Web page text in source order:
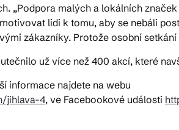
„Podpora malých a lokálních
lidi k tomu, aby se nebáli
zákazníky. Protože osobní setkání
už více než 400 akcí, které
informace najdete na webu
jihlava-4, ve Facebookové události